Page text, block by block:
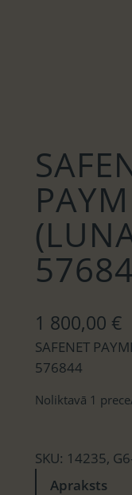
1 800,00 €
SAFENET
576844
Noliktavā 1
SKU: 14235,
Apraksts